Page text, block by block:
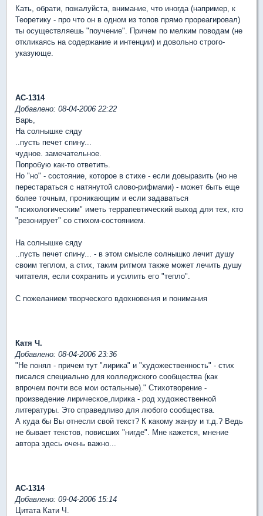
Кать, обрати, пожалуйста, внимание, что иногда (например, к
Теоретику - про что он в одном из топов прямо прореагировал)
ты осуществляешь "поучение". Причем по мелким поводам (не
откликаясь на содержание и интенции) и довольно строго-
указующе.
АС-1314
Добавлено: 08-04-2006 22:22
Варь,
На солнышке сяду
..пусть печет спину...
чудное. замечательное.
Попробую как-то ответить.
Но "но" - состояние, которое в стихе - если довыразить (но не
перестараться с натянутой слово-рифмами) - может быть еще
более точным, проникающим и если задаваться
"психологическим" иметь террапевтический выход для тех, кто
"резонирует" со стихом-состоянием.
На солнышке сяду
..пусть печет спину... - в этом смысле солнышко лечит душу
своим теплом, а стих, таким ритмом также может лечить душу
читателя, если сохранить и усилить его "тепло".
С пожеланием творческого вдохновения и понимания
Катя Ч.
Добавлено: 08-04-2006 23:36
"Не понял - причем тут "лирика" и "художественность" - стих
писался специально для колледжского сообщества (как
впрочем почти все мои остальные)." Стихотворение -
произведение лирическое,лирика - род художественной
литературы. Это справедливо для любого сообщества.
А куда бы Вы отнесли свой текст? К какому жанру и т.д.? Ведь
не бывает текстов, повисших "нигде". Мне кажется, мнение
автора здесь очень важно...
АС-1314
Добавлено: 09-04-2006 15:14
Цитата Кати Ч.